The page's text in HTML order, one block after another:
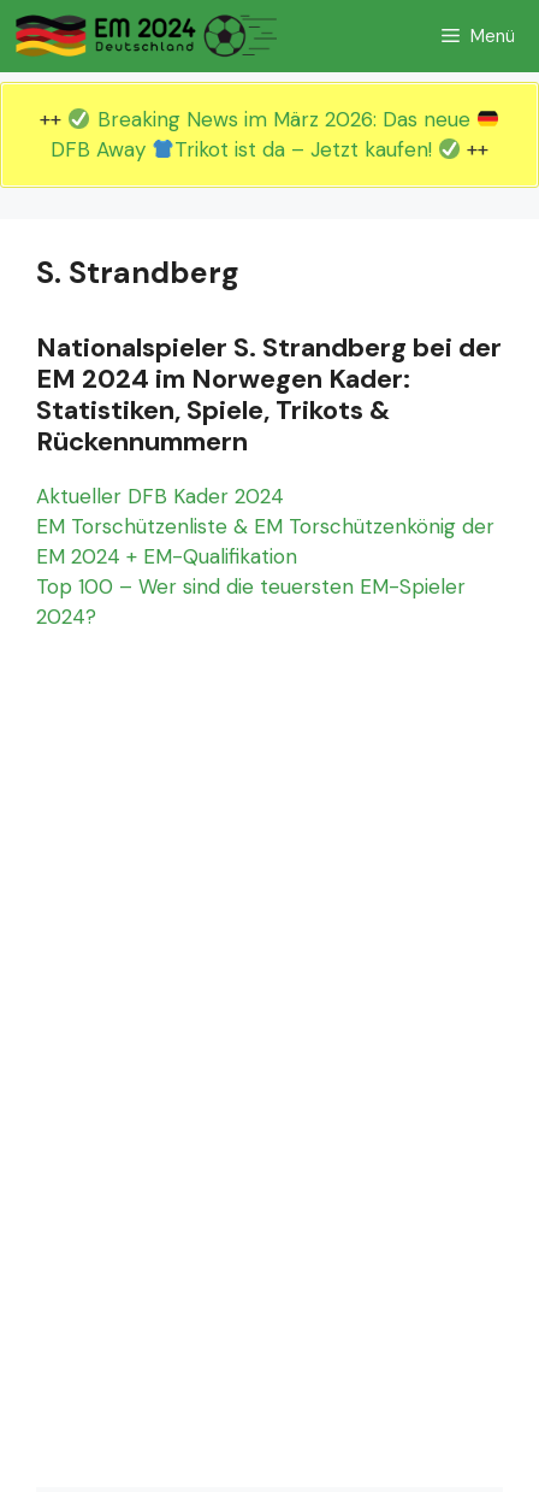
Zum
Inhalt
springen
Menü
++
Breaking News im März 2026: Das neue
DFB Away
Trikot ist da – Jetzt kaufen! ++
S. Strandberg
Nationalspieler S. Strandberg bei der
EM 2024 im Norwegen Kader:
Statistiken, Spiele, Trikots &
Rückennummern
Aktueller DFB Kader 2024
EM Torschützenliste & EM Torschützenkönig der
EM 2024 + EM-Qualifikation
Top 100 – Wer sind die teuersten EM-Spieler
2024?